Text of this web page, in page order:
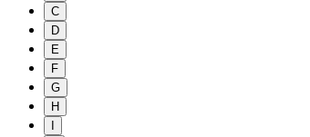
C
D
E
F
G
H